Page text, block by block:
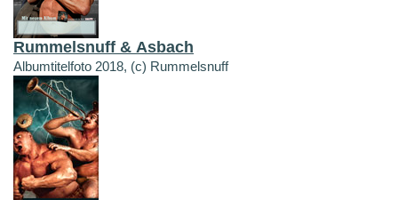
Rummelsnuff & Asbach
Albumtitelfoto 2018, (c) Rummelsnuff